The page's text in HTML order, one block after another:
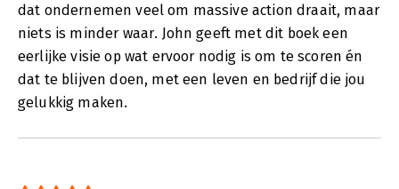
dat ondernemen veel om massive action draait, maar
niets is minder waar. John geeft met dit boek een
eerlijke visie op wat ervoor nodig is om te scoren én
dat te blijven doen, met een leven en bedrijf die jou
gelukkig maken.